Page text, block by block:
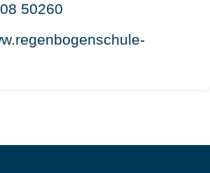
50260